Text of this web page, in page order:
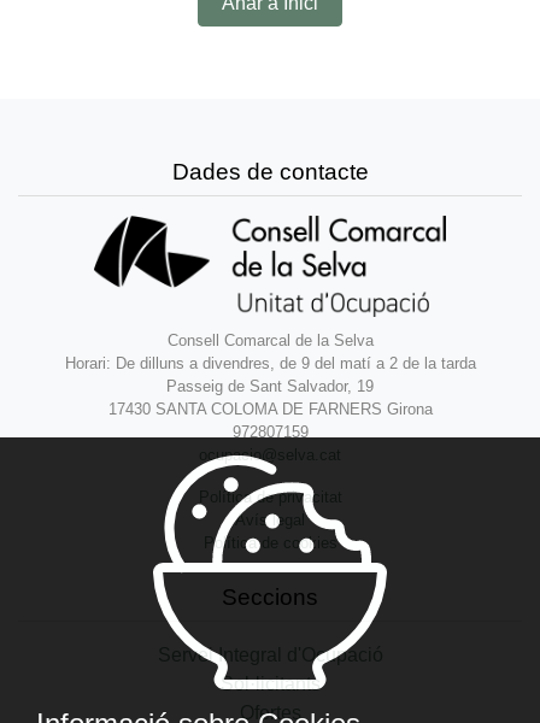
Dades de contacte
Consell Comarcal de la Selva
Horari: De dilluns a divendres, de 9 del matí a 2 de la tarda
Passeig de Sant Salvador, 19
17430 SANTA COLOMA DE FARNERS Girona
972807159
ocupacio@selva.cat
Política de privacitat
Avís legal
Política de cookies
Seccions
Servei Integral d'Ocupació
Sol·licitants
Ofertes